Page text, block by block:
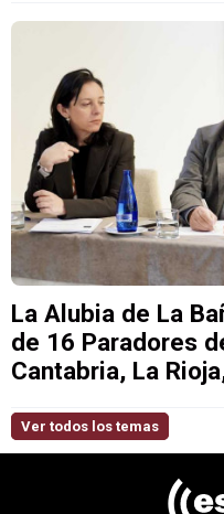
La Alubia de La
de 16 Paradores
Cantabria, La
Ver todos los temas